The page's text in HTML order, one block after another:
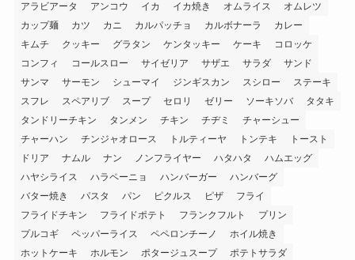
アラビアータ
アンコウ イカ イカ焼き オムライス
オムレツ
カップ麺
カツ カニ カルパッチョ カルボナーラ
カレー
キムチ
クッキー グラタン ケンタッキー ケーキ
コロッケ
コンフィ
コールスロー サイゼリア サザエ サラダ
サンド
サンマ
サーモン シューマイ ジンギスカン スシロー
ステーキ
スフレ
スペアリブ スープ セロリ ゼリー ソーキソバ
タタキ
タンドリーチキン
タンメン チキン チヂミ
チャーシュー
チャーハン
チンジャオロース トルティーヤ トンテキ
トースト
ドリア
ナムル ナン ノンフライヤー ハタハタ
ハムエッグ
ハヤシライス
ハラペーニョ ハンバーガー
ハンバーグ
バター焼き
パスタ パン ピクルス ピザ
フライ
フライドチキン
フライドポテト フランクフルト
プリン
プルコギ
ペッパーライス ペペロンチーノ
ホイル焼き
ホットケーキ
ホルモン ポタージュスープ
ポテトサラダ